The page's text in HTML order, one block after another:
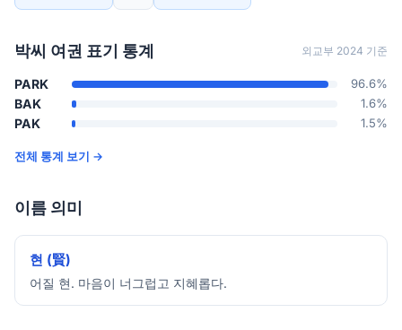
박씨 여권 표기 통계 외교부 2024 기준
PARK 96.6%
BAK 1.6%
PAK 1.5%
전체 통계 보기 →
이름 의미
현 (賢)
어질 현. 마음이 너그럽고 지혜롭다.